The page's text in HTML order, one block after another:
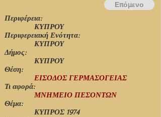
Περιφέρεια:
ΚΥΠΡΟΥ
ΚΥΠΡΟΥ
Περιφερειακή Ενότητα:
ΚΥΠΡΟΥ
Δήμος:
Θέση:
ΕΙΣΟΔΟΣ ΓΕΡΜΑΣΟΓΕΙΑΣ
Τι αφορά:
ΜΝΗΜΕΙΟ ΠΕΣΟΝΤΩΝ
Θέμα:
ΚΥΠΡΟΣ 1974
Επόμενο